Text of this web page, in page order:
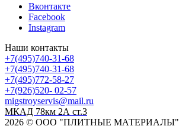
Вконтакте
Facebook
Instagram
Наши контакты
+7(495)740-31-68
+7(495)740-31-68
+7(495)772-58-27
+7(926)520- 02-57
migstroyservis@mail.ru
МКАД 78км 2А ст.3
2026 © ООО "ПЛИТНЫЕ МАТЕРИАЛЫ"